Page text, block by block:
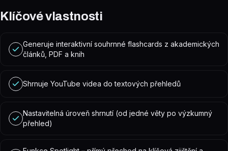
Klíčové vlastnosti
Generuje interaktivní souhrnné flashcards z akademických
článků, PDF a knih
Shrnuje YouTube videa do textových přehledů
Nastavitelná úroveň shrnutí (od jedné věty po výzkumný
přehled)